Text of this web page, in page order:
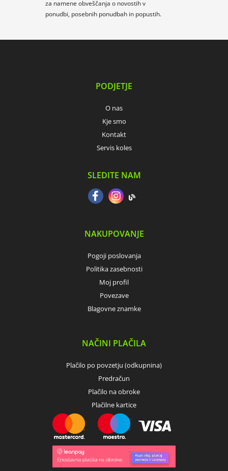
za namene obveščanja o novostih v
ponudbi, posebnih ponudbah in popustih.
PODJETJE
O nas
Kje smo
Kontakt
Servis koles
SLEDITE NAM
NAKUPOVANJE
Pogoji poslovanja
Politika zasebnosti
Moj profil
Povezave
Blagovne znamke
NAČINI PLAČILA
Plačilo po povzetju (odkupnina)
Predračun
Plačilo na obroke
Plačilne kartice